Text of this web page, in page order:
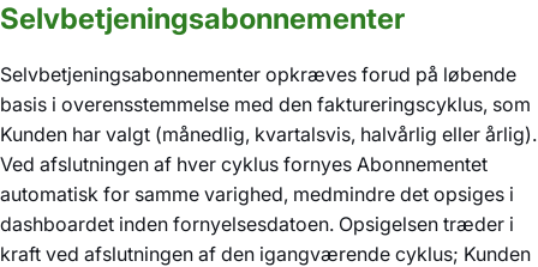
Selvbetjeningsabonnementer
Selvbetjeningsabonnementer opkræves forud på løbende
basis i overensstemmelse med den faktureringscyklus, som
Kunden har valgt (månedlig, kvartalsvis, halvårlig eller årlig).
Ved afslutningen af hver cyklus fornyes Abonnementet
automatisk for samme varighed, medmindre det opsiges i
dashboardet inden fornyelsesdatoen. Opsigelsen træder i
kraft ved afslutningen af den igangværende cyklus; Kunden